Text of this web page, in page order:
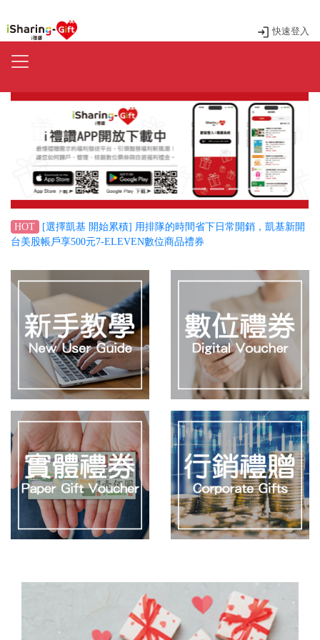
快速登入
Previous Next
HOT
[選擇凱基 開始累積] 用排隊的時間省下日常開銷，凱基新開
台美股帳戶享500元7-ELEVEN數位商品禮券